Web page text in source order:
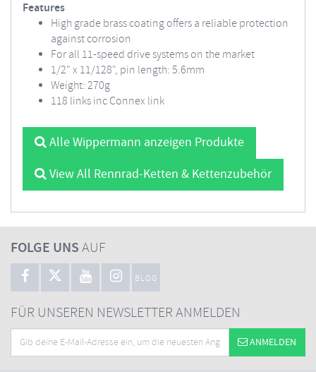
Features
High grade brass coating offers a reliable protection
against corrosion
For all 11-speed drive systems on the market
1/2" x 11/128", pin length: 5.6mm
Weight: 270g
118 links inc Connex link
Alle Wippermann anzeigen Produkte
View All Rennrad-Ketten & Kettenzubehör
FOLGE UNSAUF
BLOG
FÜR UNSEREN NEWSLETTER ANMELDEN
ANMELDEN